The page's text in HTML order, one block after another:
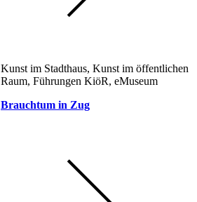
Kunst im Stadthaus, Kunst im öffentlichen
Raum, Führungen KiöR, eMuseum
Brauchtum in Zug